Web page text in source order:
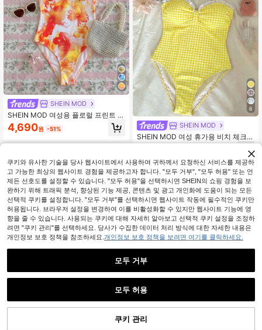
SHEIN MOD
SHEIN MOD 여성용 플로럴 프린트 홀
터 1피스 수영복 휴가용
4,690원 -51%
6
SHEIN MOD
SHEIN MOD 여성 휴가용 비치 체크
스파게티 스트랩 1피스 수영복
52% 할인!
쿠키와 유사한 기술을 당사 웹사이트에서 사용하여 귀하께서 요청하신 서비스를 제공하
고 가능한 최상의 웹사이트 경험을 제공하고자 합니다. "모두 거부", "모두 허용" 또는 언
제든 선호도를 설정할 수 있습니다. "모두 허용"을 선택하시면 SHEIN의 쇼핑 경험을 보
완하기 위해 트래픽 분석, 향상된 기능 제공, 콘텐츠 및 광고 개인화에 도움이 되는 모든
선택적 쿠키를 설정합니다. "모두 거부"를 선택하시면 웹사이트 작동에 필수적인 쿠키만
허용됩니다. 브라우저 설정을 변경하여 이를 비활성화할 수 있지만 웹사이트 기능에 영
향을 줄 수 있습니다. 사용되는 쿠키에 대해 자세히 알아보고 선택적 쿠키 설정을 조정하
려면 "쿠키 관리"를 선택하세요. 당사가 수집한 데이터 처리 방식에 대한 자세한 내용은
개인정보 보호 정책을 참조하세요. 개인정보 보호 정책을 보려면 여기를 클릭하세요.
모두 거부
모두 허용
쿠키 관리